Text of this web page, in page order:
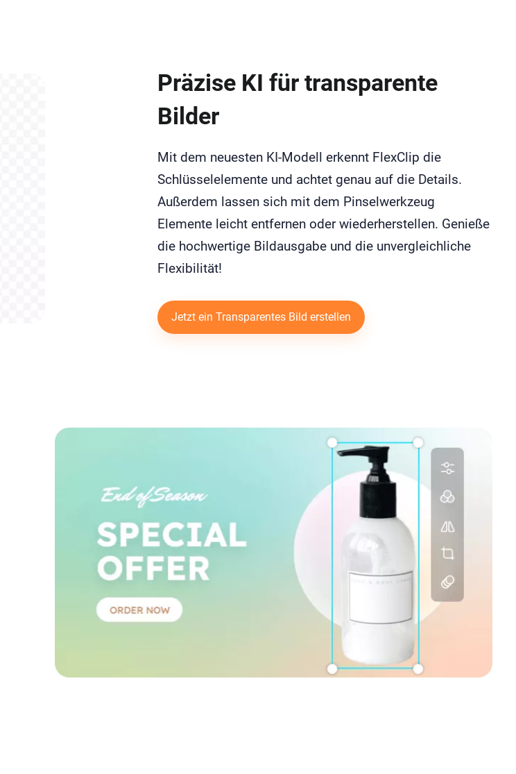
Präzise KI für transparente
Bilder
Mit dem neuesten KI-Modell erkennt FlexClip die
Schlüsselelemente und achtet genau auf die Details.
Außerdem lassen sich mit dem Pinselwerkzeug
Elemente leicht entfernen oder wiederherstellen. Genieße
die hochwertige Bildausgabe und die unvergleichliche
Flexibilität!
Jetzt ein Transparentes Bild erstellen